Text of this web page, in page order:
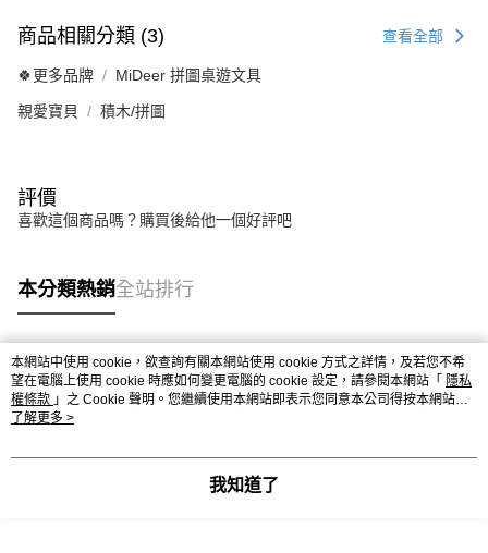
商品相關分類 (3) 查看全部
🍀更多品牌 MiDeer 拼圖桌遊文具
親愛寶貝 積木/拼圖
評價
喜歡這個商品嗎？購買後給他一個好評吧
本分類熱銷全站排行
熱門標籤
本網站中使用 cookie，欲查詢有關本網站使用 cookie 方式之詳情，及若您不希
望在電腦上使用 cookie 時應如何變更電腦的 cookie 設定，請參閱本網站「 隱私
權條款 」之 Cookie 聲明。您繼續使用本網站即表示您同意本公司得按本網站使
用條款之 Cookie 聲明使用 cookie。
了解更多 >
我知道了